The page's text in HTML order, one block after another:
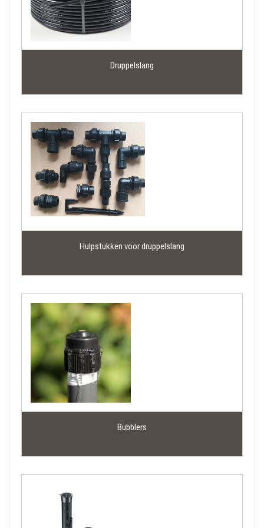
heeft. In de afgelopen 22 jaar hebben wij ruime
ervaring opgedaan in het vak, waardoor wij u
automatische beregening tot
Benieuwd hoe wij u verder kunnen helpen met
druppelslangen? Op deze pagina vindt u alle
informatie die u nodig hebt. Lees snel verder!
Voordelen van een druppelslang in uw tuin
Een druppelslang heeft een aantal voordelen
tegenover sproeiers. Zo is een druppelslang tuin
water minder snel verdampen omdat het niet direct
genoemd. Dit is onjuist omdat dit twee
verschillende technieken zijn. Wij verkopen alleen
druppelslangen omdat onze medewerkers hier de
beste ervaringen mee hebben.
Ook zijn al onze slangen druk gecompenseerd. Dat
wil zeggen dat de druppelaar bij een lagere druk
het water minder gemakkelijk laat lopen zodat er
toch over heel de lengte water wordt verdeelt
onder de slang. Dit maakt een
aanwinst voor gazons of tuinen van grotere
Vind de druppelslang die aansluit op uw wensen
Er zijn verschillende manieren om met een
Druppelslang
Hulpstukken voor druppelslang
Bubblers